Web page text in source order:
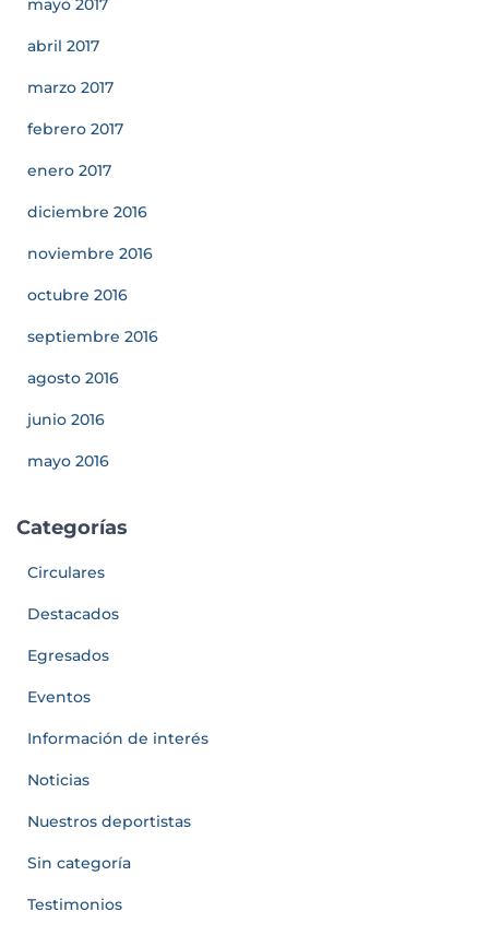
mayo 2017
abril 2017
marzo 2017
febrero 2017
enero 2017
diciembre 2016
noviembre 2016
octubre 2016
septiembre 2016
agosto 2016
junio 2016
mayo 2016
Categorías
Circulares
Destacados
Egresados
Eventos
Información de interés
Noticias
Nuestros deportistas
Sin categoría
Testimonios